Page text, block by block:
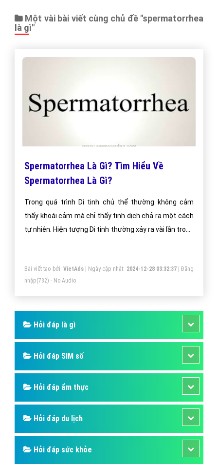
Một vài bài viết cùng chủ đề "spermatorrhea
là gì"
Spermatorrhea Là Gì? Tìm Hiểu Về
Spermatorrhea Là Gì?
Trong quá trình Di tinh chủ thể thường không cảm
thấy khoái cảm mà chỉ thấy tinh dịch chả ra một cách
tự nhiên. Hiện tượng Di tinh thường xảy ra vài lần trong
Bài viết tạo bởi: VietAds| Ngày cập nhật: 2024-12-28 03:32:37|Đăng
nhập(732) - No Audio
Hỏi đáp là gì
Hỏi đáp SIM số
Hỏi đáp ẩm thực
Hỏi đáp du lịch
Hỏi đáp sức khỏe